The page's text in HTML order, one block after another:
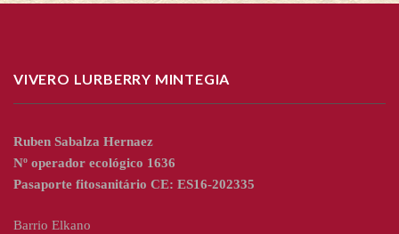
VIVERO LURBERRY MINTEGIA
Ruben Sabalza Hernaez
Nº operador ecológico 1636
Pasaporte fitosanitário CE: ES16-202335
Barrio Elkano